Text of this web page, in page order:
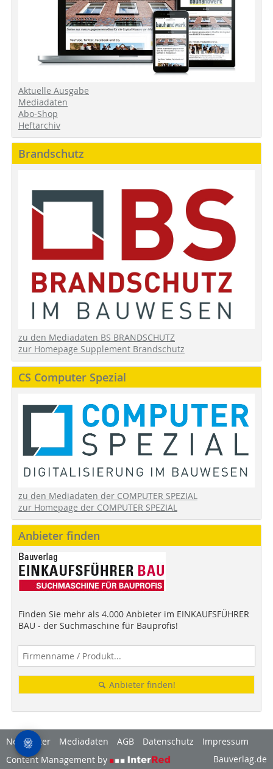
Aktuelle Ausgabe
Mediadaten
Abo-Shop
Heftarchiv
Brandschutz
zu den Mediadaten BS BRANDSCHUTZ
zur Homepage Supplement Brandschutz
CS Computer Spezial
zu den Mediadaten der COMPUTER SPEZIAL
zur Homepage der COMPUTER SPEZIAL
Anbieter finden
Finden Sie mehr als 4.000 Anbieter im EINKAUFSFÜHRER
BAU - der Suchmaschine für Bauprofis!
Anbieter finden!
Newsletter Mediadaten AGB Datenschutz
Impressum
Content Management by
Bauverlag.de